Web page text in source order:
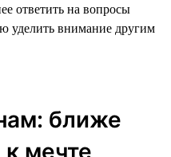
ответить на вопросы
уделить внимание другим
ближе
мечте